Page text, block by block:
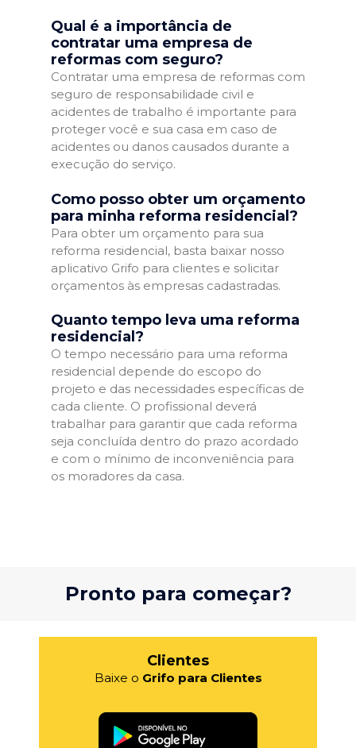
Qual é a importância de
contratar uma empresa de
reformas com seguro?
Contratar uma empresa de reformas com
seguro de responsabilidade civil e
acidentes de trabalho é importante para
proteger você e sua casa em caso de
acidentes ou danos causados durante a
execução do serviço.
Como posso obter um orçamento
para minha reforma residencial?
Para obter um orçamento para sua
reforma residencial, basta baixar nosso
aplicativo Grifo para clientes e solicitar
orçamentos às empresas cadastradas.
Quanto tempo leva uma reforma
residencial?
O tempo necessário para uma reforma
residencial depende do escopo do
projeto e das necessidades específicas de
cada cliente. O profissional deverá
trabalhar para garantir que cada reforma
seja concluída dentro do prazo acordado
e com o mínimo de inconveniência para
os moradores da casa.
Pronto para começar?
Clientes
Baixe o Grifo para Clientes